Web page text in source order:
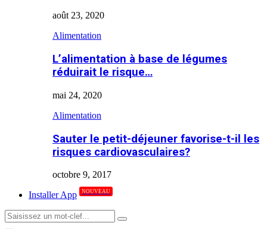
août 23, 2020
Alimentation
L’alimentation à base de légumes
réduirait le risque…
mai 24, 2020
Alimentation
Sauter le petit-déjeuner favorise-t-il les
risques cardiovasculaires?
octobre 9, 2017
Installer App
NOUVEAU
Search
for:
Search